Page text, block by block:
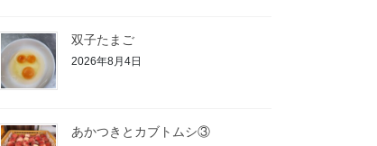
双子たまご
2026年8月4日
あかつきとカブトムシ③